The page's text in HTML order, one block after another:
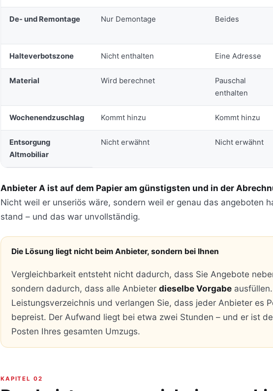
De- und Remontage Nur Demontage Beides
Halteverbotszone Nicht enthalten Eine Adresse
Material Wird berechnet
Pauschal
enthalten
Wochenendzuschlag Kommt hinzu Kommt hinzu
Entsorgung
Altmobiliar
Nicht erwähnt Nicht erwähnt
Anbieter A ist auf dem Papier am günstigsten und in der
Nicht weil er unseriös wäre, sondern weil er genau das angeboten
stand – und das war unvollständig.
Die Lösung liegt nicht beim Anbieter, sondern bei Ihnen
Vergleichbarkeit entsteht nicht dadurch, dass Sie Angebote
sondern dadurch, dass alle Anbieter dieselbe Vorgabeausfüllen.
Leistungsverzeichnis und verlangen Sie, dass jeder Anbieter es
bepreist. Der Aufwand liegt bei etwa zwei Stunden – und er ist
Posten Ihres gesamten Umzugs.
KAPITEL 02